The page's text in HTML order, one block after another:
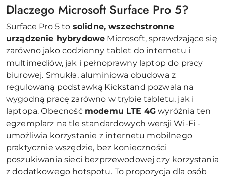
Dlaczego Microsoft Surface Pro 5?
Surface Pro 5 to solidne, wszechstronne
urządzenie hybrydowe Microsoft, sprawdzające się
zarówno jako codzienny tablet do internetu i
multimediów, jak i pełnoprawny laptop do pracy
biurowej. Smukła, aluminiowa obudowa z
regulowaną podstawką Kickstand pozwala na
wygodną pracę zarówno w trybie tabletu, jak i
laptopa. Obecność modemu LTE 4Gwyróżnia ten
egzemplarz na tle standardowych wersji Wi-Fi -
umożliwia korzystanie z internetu mobilnego
praktycznie wszędzie, bez konieczności
poszukiwania sieci bezprzewodowej czy korzystania
z dodatkowego hotspotu. To propozycja dla osób